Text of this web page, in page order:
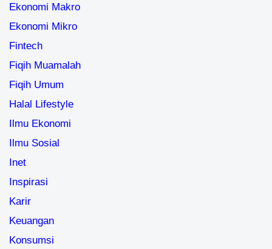
Ekonomi Makro
Ekonomi Mikro
Fintech
Fiqih Muamalah
Fiqih Umum
Halal Lifestyle
Ilmu Ekonomi
Ilmu Sosial
Inet
Inspirasi
Karir
Keuangan
Konsumsi